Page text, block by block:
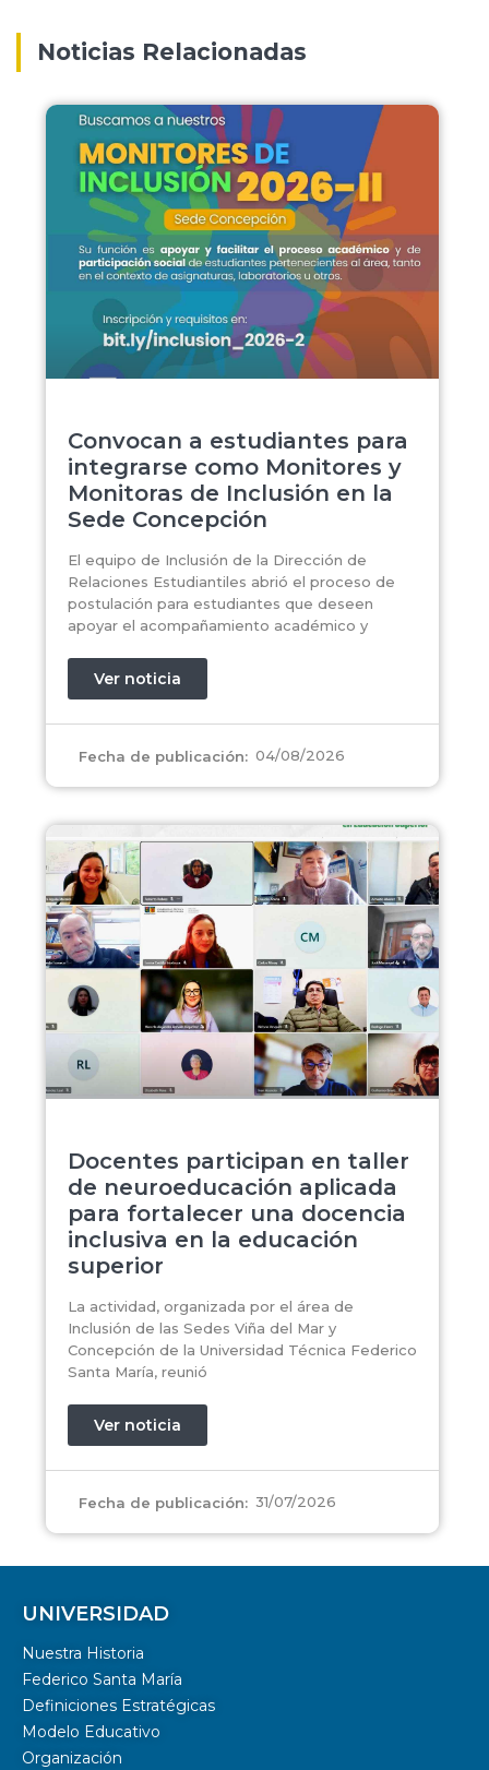
Noticias Relacionadas
Convocan a estudiantes para
integrarse como Monitores y
Monitoras de Inclusión en la
Sede Concepción
El equipo de Inclusión de la Dirección de
Relaciones Estudiantiles abrió el proceso de
postulación para estudiantes que deseen
apoyar el acompañamiento académico y
Ver noticia
Fecha de publicación: 04/08/2026
Docentes participan en taller
de neuroeducación aplicada
para fortalecer una docencia
inclusiva en la educación
superior
La actividad, organizada por el área de
Inclusión de las Sedes Viña del Mar y
Concepción de la Universidad Técnica Federico
Santa María, reunió
Ver noticia
Fecha de publicación: 31/07/2026
UNIVERSIDAD
Nuestra Historia
Federico Santa María
Definiciones Estratégicas
Modelo Educativo
Organización